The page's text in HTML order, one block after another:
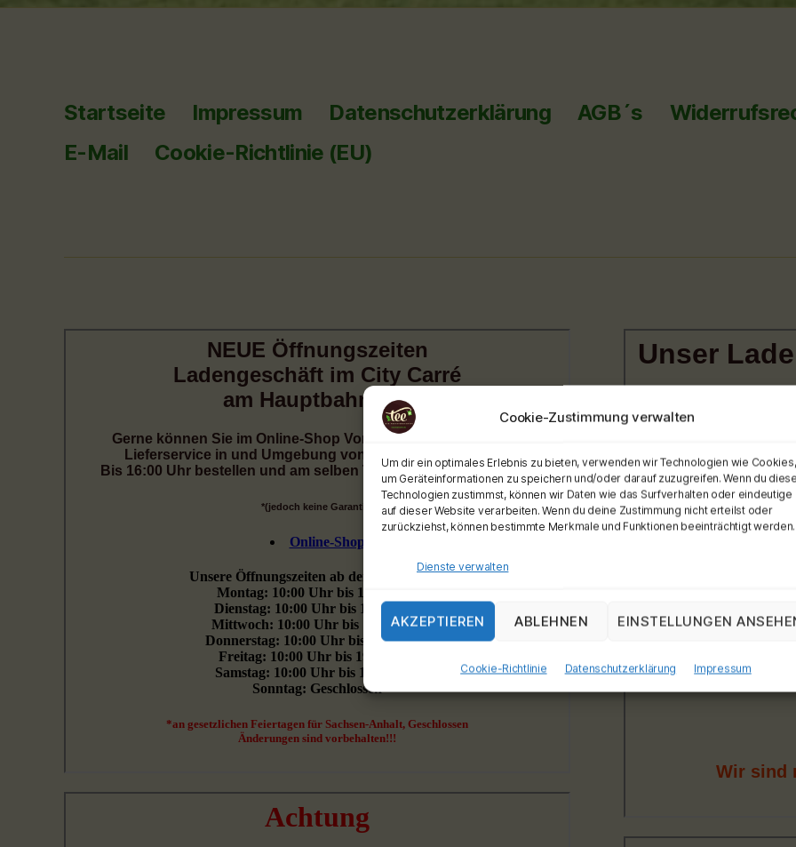
Cookie-Zustimmung verwalten
Um dir ein optimales Erlebnis zu bieten, verwenden wir Technologien wie Cookies,
um Geräteinformationen zu speichern und/oder darauf zuzugreifen. Wenn du
Technologien zustimmst, können wir Daten wie das Surfverhalten oder eindeutige
auf dieser Website verarbeiten. Wenn du deine Zustimmung nicht erteilst oder
zurückziehst, können bestimmte Merkmale und Funktionen beeinträchtigt werden.
Dienste verwalten
AKZEPTIEREN ABLEHNEN EINSTELLUNGEN
Cookie-Richtlinie Datenschutzerklärung Impressum
Startseite Impressum Datenschutzerklärung AGB´s
E-Mail
Cookie-Richtlinie (EU)